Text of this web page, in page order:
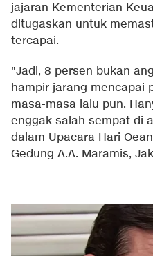
jajaran Kementerian
ditugaskan untuk
tercapai.
"Jadi, 8 persen bukan
hampir jarang mencapai
masa-masa lalu pun.
enggak salah sempat di
dalam Upacara Hari
Gedung A.A. Maramis,